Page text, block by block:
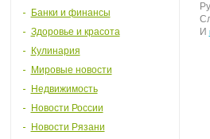
Банки и финансы
Здоровье и красота
Кулинария
Мировые новости
Недвижимость
Новости России
Новости Рязани
И